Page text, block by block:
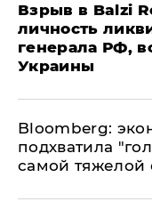
​Взрыв в Balzi
личность
генерала РФ,
Украины
Bloomberg:
подхватила
самой